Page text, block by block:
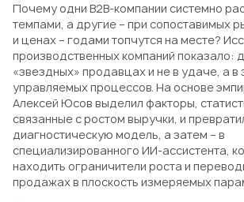
Почему одни B2B-компании системно
темпами, а другие – при сопоставимых
и ценах – годами топчутся на месте?
производственных компаний показало:
«звездных» продавцах и не в удаче, а в
управляемых процессов. На основе
Алексей Юсов выделил факторы,
связанные с ростом выручки, и
диагностическую модель, а затем – в
специализированного ИИ-ассистента,
находить ограничители роста и
продажах в плоскость измеряемых